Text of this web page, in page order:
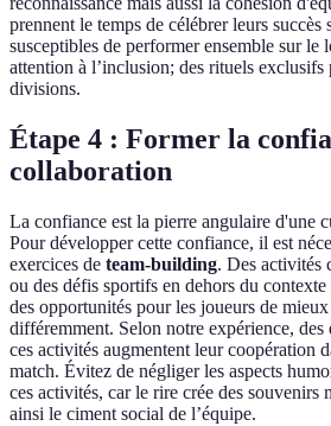
prennent le temps de célébrer leurs succès
susceptibles de performer ensemble sur le
attention à l’inclusion; des rituels exclusifs
divisions.
Étape 4 : Former la
collaboration
La confiance est la pierre angulaire d'une
Pour développer cette confiance, il est
exercices de team-building. Des activités
ou des défis sportifs en dehors du
des opportunités pour les joueurs de
différemment. Selon notre expérience,
ces activités augmentent leur coopération
match. Évitez de négliger les aspects
ces activités, car le rire crée des souvenirs
ainsi le ciment social de l’équipe.